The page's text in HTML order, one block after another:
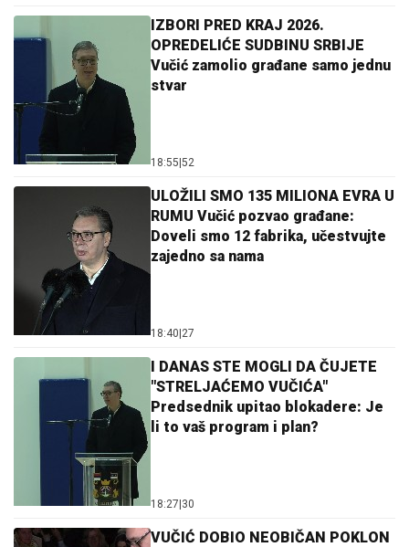
IZBORI PRED KRAJ 2026.
OPREDELIĆE SUDBINU SRBIJE
Vučić zamolio građane samo jednu
stvar
18:55 52
ULOŽILI SMO 135 MILIONA EVRA U
RUMU Vučić pozvao građane:
Doveli smo 12 fabrika, učestvujte
zajedno sa nama
18:40 27
I DANAS STE MOGLI DA ČUJETE
"STRELJAĆEMO VUČIĆA"
Predsednik upitao blokadere: Je
li to vaš program i plan?
18:27 30
VUČIĆ DOBIO NEOBIČAN POKLON